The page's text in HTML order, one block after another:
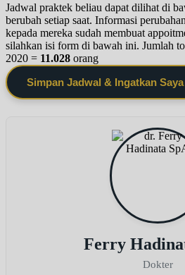
Jadwal praktek beliau dapat dilihat di
berubah setiap saat. Informasi
kepada mereka sudah membuat
silahkan isi form di bawah ini. Jumlah
2020 = 11.028 orang
Simpan Jadwal & Ingatkan Saya
Ferry
Dokter